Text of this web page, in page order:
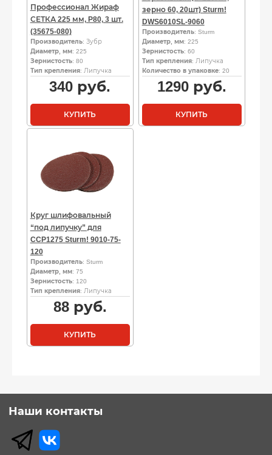
Профессионал Жираф
СЕТКА 225 мм, P80, 3 шт.
(35675-080)
Производитель: Зубр
Диаметр, мм: 225
Зернистость: 80
Тип крепления: Липучка
340 руб.
КУПИТЬ
зерно 60, 20шт) Sturm!
DWS6010SL-9060
Производитель: Sturm
Диаметр, мм: 225
Зернистость: 60
Тип крепления: Липучка
Количество в упаковке: 20
1290руб.
КУПИТЬ
Круг шлифовальный
“под липучку” для
CCP1275 Sturm! 9010-75-
120
Производитель: Sturm
Диаметр, мм: 75
Зернистость: 120
Тип крепления: Липучка
88руб.
КУПИТЬ
Наши контакты